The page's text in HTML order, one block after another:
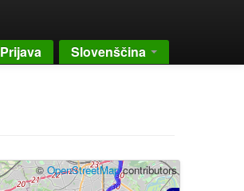
Prijava Slovenščina
©OpenStreetMapcontributors